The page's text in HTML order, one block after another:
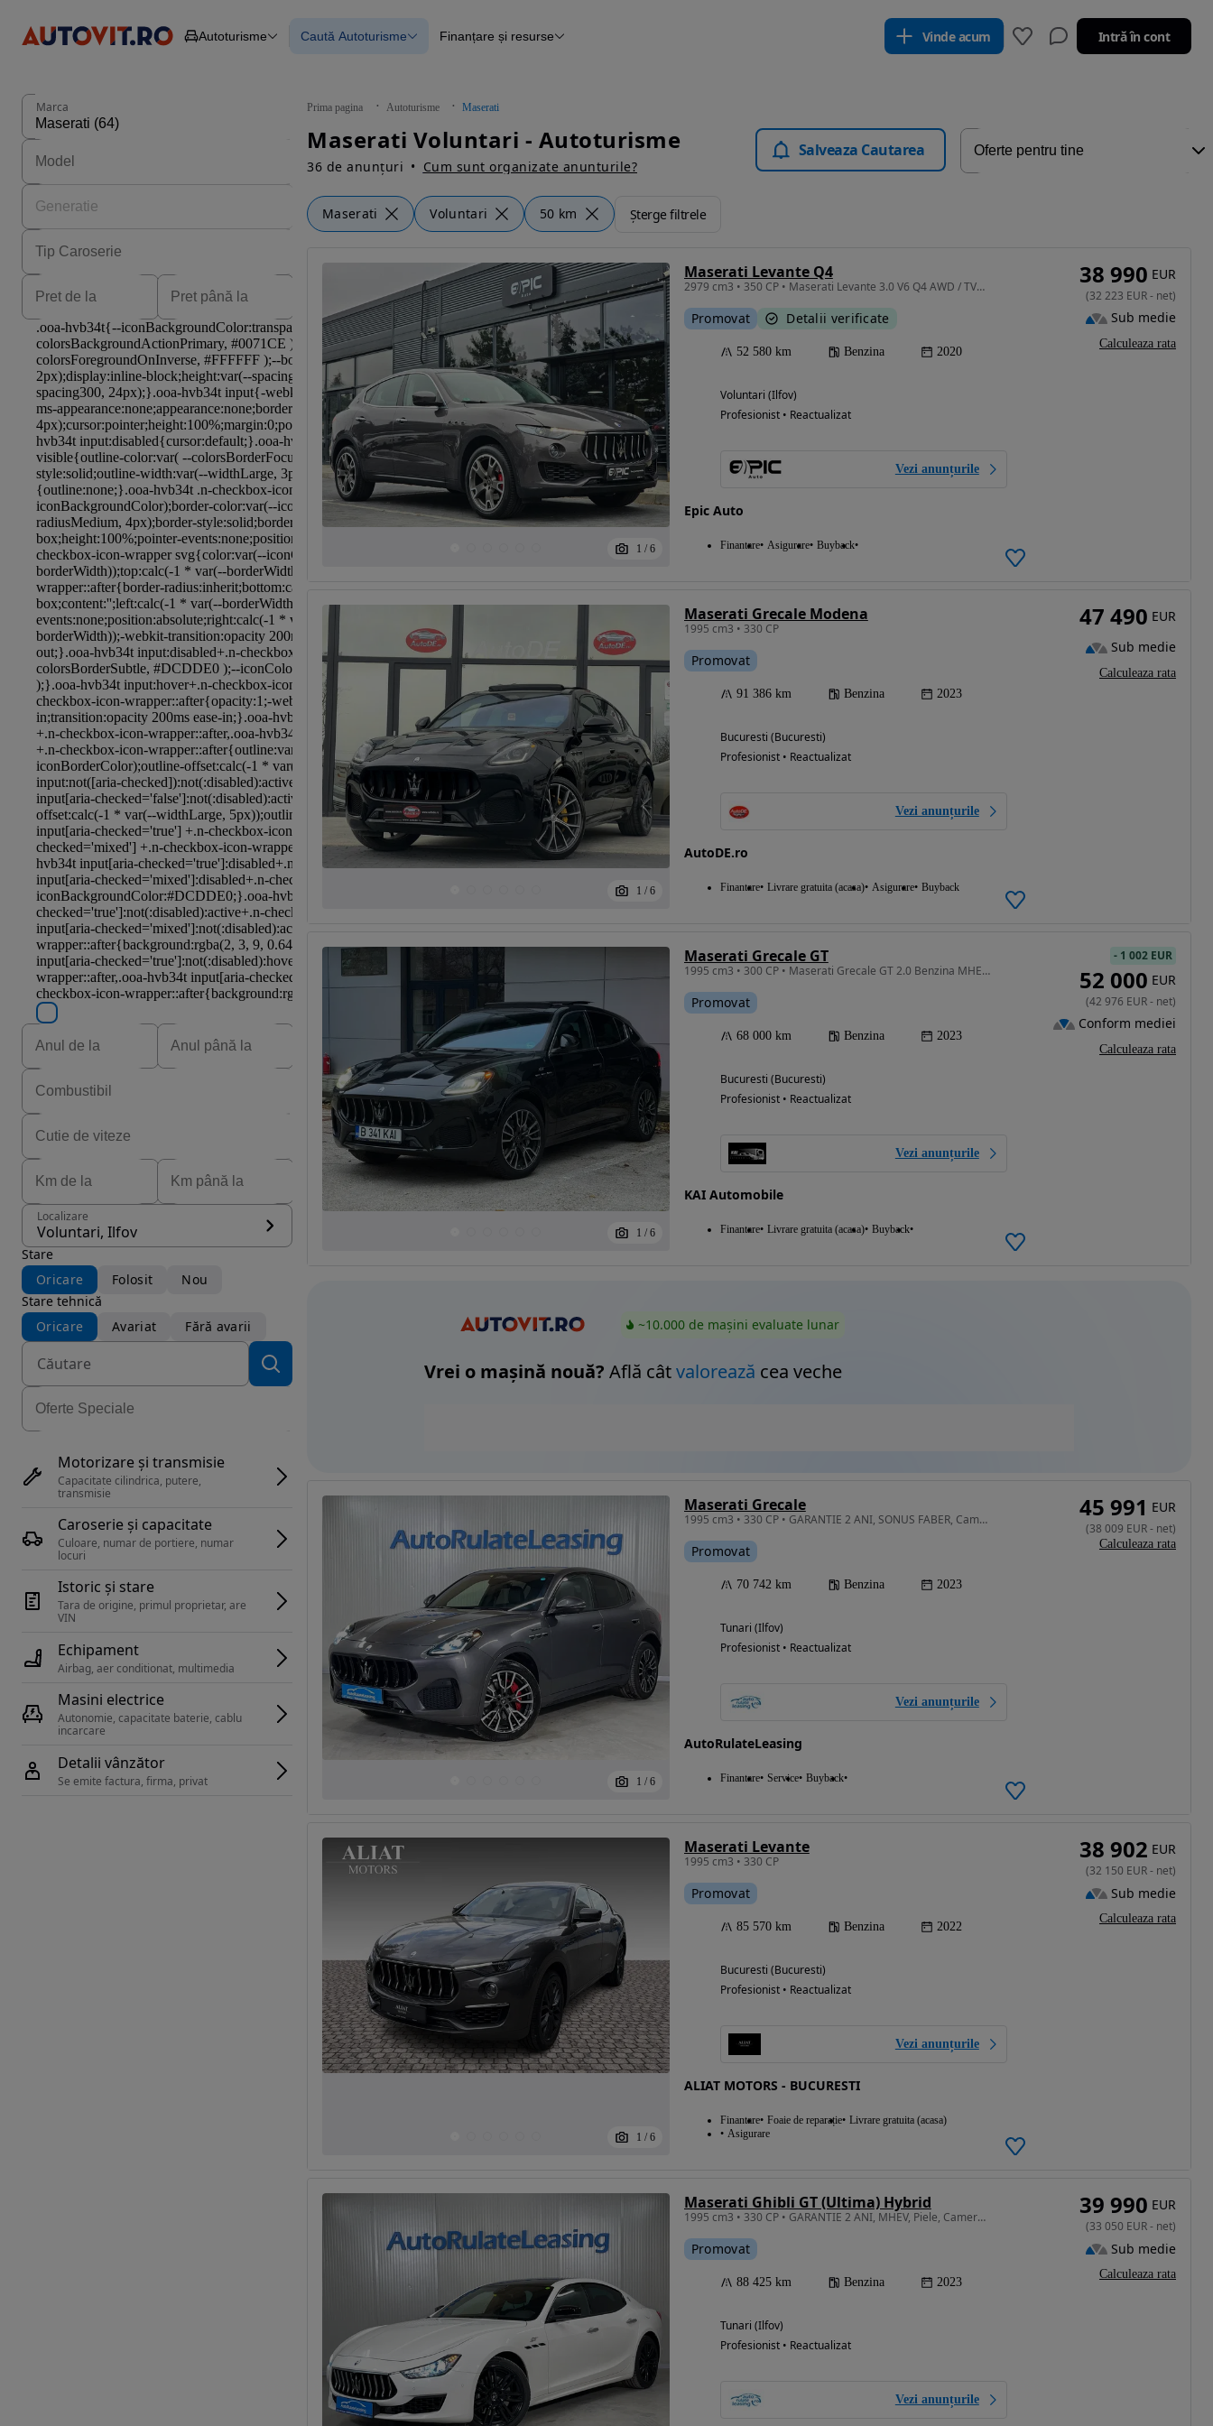
Autoturisme
Autoturisme
Mașini electrice
Mașini cu detalii verificate
Caută Autoturisme
Blog Autovit.ro
Finanțare și resurse Vinde acum Intră în cont
Prima pagina Autoturisme Maserati
Maserati Voluntari - Autoturisme
36 de anunțuri Cum sunt organizate anunturile?
Salveaza Cautarea
Maserati Voluntari 50 km Șterge filtrele
Marca
Eligibil pentru
Localizare
Voluntari, Ilfov
Stare
Oricare
Folosit
Nou
Stare tehnică
Oricare
Avariat Fără avarii
Motorizare și transmisie
Capacitate cilindrica, putere,
transmisie
Caroserie și capacitate
Culoare, numar de portiere, numar
locuri
Istoric și stare
Tara de origine, primul proprietar, are
Echipament
Airbag, aer conditionat, multimedia
Masini electrice
Autonomie, capacitate baterie, cablu
Detalii vânzător
Se emite factura, firma, privat
1 / 6
Maserati Levante Q4
2979 cm3 • 350 CP • Maserati Levante 3.0 V6 Q4 AWD / TVA deductibil / Finantare PJ
Promovat Detalii verificate
52 580 km Benzina 2020
Voluntari (Ilfov)
Profesionist • Reactualizat
Vezi anunțurile
Epic Auto
Finantare Asigurare Buyback
38 990 EUR
(32 223 EUR- net)
Sub medie
Calculeaza rata
1 / 6
Maserati Grecale Modena
1995 cm3 • 330 CP
Promovat
91 386 km Benzina 2023
Bucuresti (Bucuresti)
Profesionist • Reactualizat
Vezi anunțurile
AutoDE.ro
Finantare Livrare gratuita (acasa) Asigurare Buyback
47 490 EUR
Sub medie
Calculeaza rata
1 / 6
Maserati Grecale GT
1995 cm3 • 300 CP • Maserati Grecale GT 2.0 Benzina MHEV 300cp
Promovat
68 000 km Benzina 2023
Bucuresti (Bucuresti)
Profesionist • Reactualizat
Vezi anunțurile
KAI Automobile
Finantare Livrare gratuita (acasa) Buyback
- 1 002 EUR
52 000 EUR
(42 976 EUR- net)
Conform mediei
Calculeaza rata
~10.000 de mașini evaluate lunar
Vrei o mașină nouă? Află câtvalorează cea veche
1 / 6
Maserati Grecale
1995 cm3 • 330 CP • GARANTIE 2 ANI, SONUS FABER, Camera 360, Suspensie adaptiva
Promovat
70 742 km Benzina 2023
Tunari (Ilfov)
Profesionist • Reactualizat
Vezi anunțurile
AutoRulateLeasing
Finantare Service Buyback
45 991 EUR
(38 009 EUR- net)
Calculeaza rata
1 / 6
Maserati Levante
1995 cm3 • 330 CP
Promovat
85 570 km Benzina 2022
Bucuresti (Bucuresti)
Profesionist • Reactualizat
Vezi anunțurile
ALIAT MOTORS - BUCURESTI
Finantare Foaie de reparație Livrare gratuita (acasa)
Asigurare
38 902 EUR
(32 150 EUR- net)
Sub medie
Calculeaza rata
Maserati Ghibli GT (Ultima) Hybrid
1995 cm3 • 330 CP • GARANTIE 2 ANI, MHEV, Piele, Camera, Navi, Camera 360
Promovat
88 425 km Benzina 2023
Tunari (Ilfov)
Profesionist • Reactualizat
Vezi anunțurile
39 990 EUR
(33 050 EUR- net)
Sub medie
Calculeaza rata